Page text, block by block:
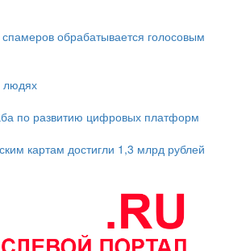
обрабатывается голосовым
людях
по развитию цифровых платформ
картам достигли 1,3 млрд рублей